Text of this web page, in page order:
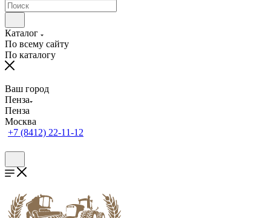
Каталог
По всему сайту
По каталогу
Ваш город
Пенза
Пенза
Москва
+7 (8412) 22-11-12